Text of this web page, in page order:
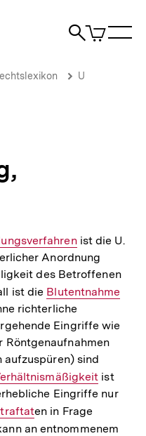
Suche
Artikel
im
U
ist die U.
Anordnung
des Betroffenen
ist die Interner
Link:
Blutentnahme
richterliche
Eingriffe wie
aufzuspüren) sind
ist
Eingriffe nur
en in Frage
an entnommenem